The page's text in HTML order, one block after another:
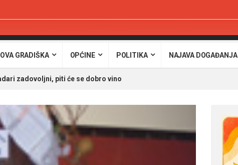
GRADIŠKA OPĆINE POLITIKA NAJAVA DOGAĐANJA
zadovoljni, piti će se dobro vino